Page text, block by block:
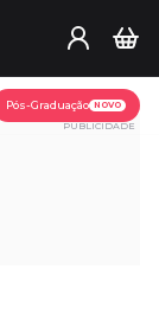
Pós-Graduação NOVO
PUBLICIDADE